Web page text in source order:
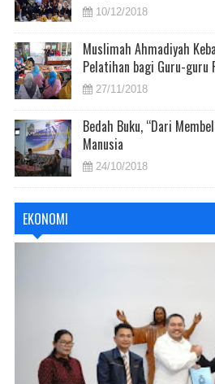
10/12/2018
Muslimah Ahmadiyah
Pelatihan bagi Guru-guru
27/11/2018
Bedah Buku, “Dari
Manusia
24/10/2018
EKONOMI